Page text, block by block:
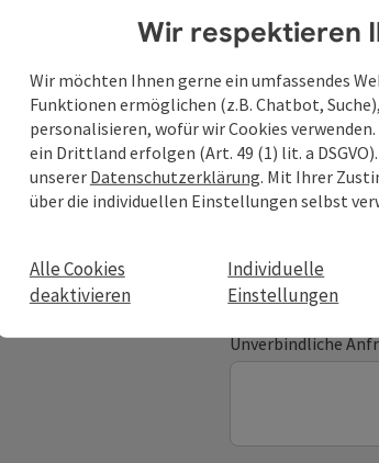
Deine
Felder mit *sind
Unverbindliche
Wir respektieren
Wir möchten Ihnen gerne ein umfassendes
Funktionen ermöglichen (z.B. Chatbot,
personalisieren, wofür wir Cookies
ein Drittland erfolgen (Art. 49 (1) lit. a
unserer Datenschutzerklärung. Mit Ihrer
über die individuellen Einstellungen selbst
Alle Cookies
deaktivieren
Individuelle
Einstellungen